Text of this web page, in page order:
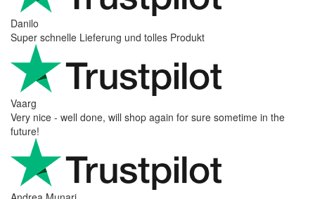
Danilo
Super schnelle Lieferung und tolles Produkt
Vaarg
Very nice - well done, will shop again for sure sometime in the
future!